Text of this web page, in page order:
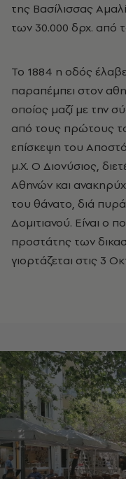
της Βασίλισσας
των 30.000 δρχ. από
Το 1884 η οδός
παραπέμπει στον
οποίος μαζί με την
από τους πρώτους
επίσκεψη του
μ.Χ. Ο Διονύσιος,
Αθηνών και
του θάνατο, διά
Δομιτιανού. Είναι ο
προστάτης των
γιορτάζεται στις 3